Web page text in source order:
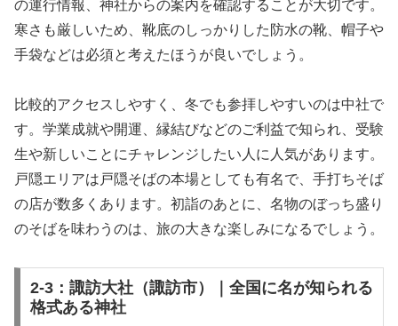
の運行情報、神社からの案内を確認することが大切です。
寒さも厳しいため、靴底のしっかりした防水の靴、帽子や
手袋などは必須と考えたほうが良いでしょう。
比較的アクセスしやすく、冬でも参拝しやすいのは中社で
す。学業成就や開運、縁結びなどのご利益で知られ、受験
生や新しいことにチャレンジしたい人に人気があります。
戸隠エリアは戸隠そばの本場としても有名で、手打ちそば
の店が数多くあります。初詣のあとに、名物のぼっち盛り
のそばを味わうのは、旅の大きな楽しみになるでしょう。
2-3：諏訪大社（諏訪市）｜全国に名が知られる
格式ある神社